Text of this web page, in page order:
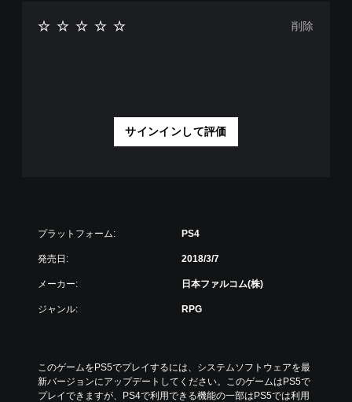
サインインして評価
削除
プラットフォーム: PS4
発売日: 2018/3/7
メーカー: 日本ファルコム(株)
ジャンル: RPG
このゲームをPS5でプレイするには、システムソフトウェアを最
新バージョンにアップデートしてください。このゲームはPS5で
プレイできますが、PS4で利用できる機能の一部はPS5では利用